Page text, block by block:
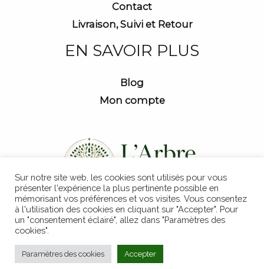
Contact
Livraison, Suivi et Retour
EN SAVOIR PLUS
Blog
Mon compte
Copyright © 2026 L'Arbre Magique
Sur notre site web, les cookies sont utilisés pour vous
présenter l'expérience la plus pertinente possible en
mémorisant vos préférences et vos visites. Vous consentez
à l'utilisation des cookies en cliquant sur "Accepter". Pour
un "consentement éclairé", allez dans "Paramètres des
cookies".
Paramètres des cookies Accepter